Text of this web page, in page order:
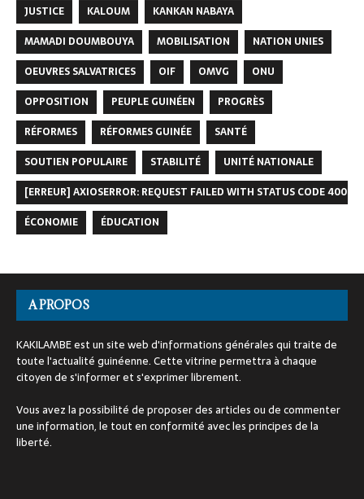
JUSTICE
KALOUM
KANKAN NABAYA
MAMADI DOUMBOUYA
MOBILISATION
NATION UNIES
OEUVRES SALVATRICES
OIF OMVG
ONU
OPPOSITION
PEUPLE GUINÉEN
PROGRÈS
RÉFORMES
RÉFORMES GUINÉE
SANTÉ
SOUTIEN POPULAIRE
STABILITÉ
UNITÉ NATIONALE
[ERREUR] AXIOSERROR: REQUEST FAILED WITH STATUS CODE 400
ÉCONOMIE
ÉDUCATION
A PROPOS
KAKILAMBE est un site web d'informations générales qui traite de
toute l'actualité guinéenne. Cette vitrine permettra à chaque
citoyen de s'informer et s'exprimer librement.
Vous avez la possibilité de proposer des articles ou de commenter
une information, le tout en conformité avec les principes de la
liberté.